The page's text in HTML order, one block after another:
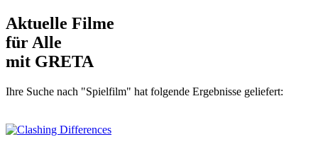
Aktuelle Filme
für Alle
mit GRETA
Ihre Suche nach "Spielfilm" hat folgende Ergebnisse geliefert: